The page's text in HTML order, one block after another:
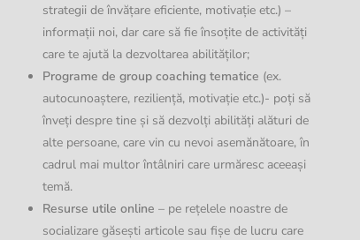
strategii de învățare eficiente, motivație etc.) –
informații noi, dar care să fie însoțite de activități
care te ajută la dezvoltarea abilităților;
Programe de group coaching tematice (ex.
autocunoaștere, reziliență, motivație etc.)- poți să
înveți despre tine și să dezvolți abilități alături de
alte persoane, care vin cu nevoi asemănătoare, în
cadrul mai multor întâlniri care urmăresc aceeași
temă.
Resurse utile online – pe rețelele noastre de
socializare găsești articole sau fișe de lucru care